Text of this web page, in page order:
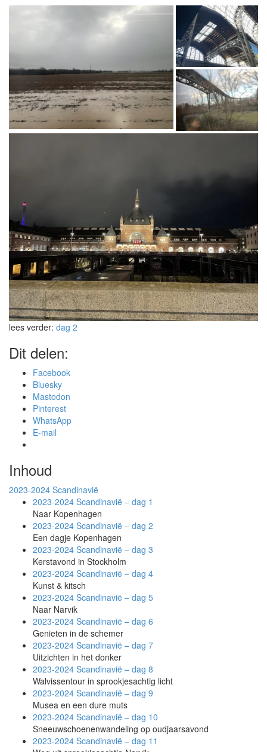
lees verder: dag 2
Dit delen:
Facebook
Bluesky
Mastodon
Pinterest
WhatsApp
E-mail
Inhoud
2023-2024 Scandinavië
2023-2024 Scandinavië – dag 1
Naar Kopenhagen
2023-2024 Scandinavië – dag 2
Een dagje Kopenhagen
2023-2024 Scandinavië – dag 3
Kerstavond in Stockholm
2023-2024 Scandinavië – dag 4
Kunst & kitsch
2023-2024 Scandinavië – dag 5
Naar Narvik
2023-2024 Scandinavië – dag 6
Genieten in de schemer
2023-2024 Scandinavië – dag 7
Uitzichten in het donker
2023-2024 Scandinavië – dag 8
Walvissentour in sprookjesachtig licht
2023-2024 Scandinavië – dag 9
Musea en een dure muts
2023-2024 Scandinavië – dag 10
Sneeuwschoenenwandeling op oudjaarsavond
2023-2024 Scandinavië – dag 11